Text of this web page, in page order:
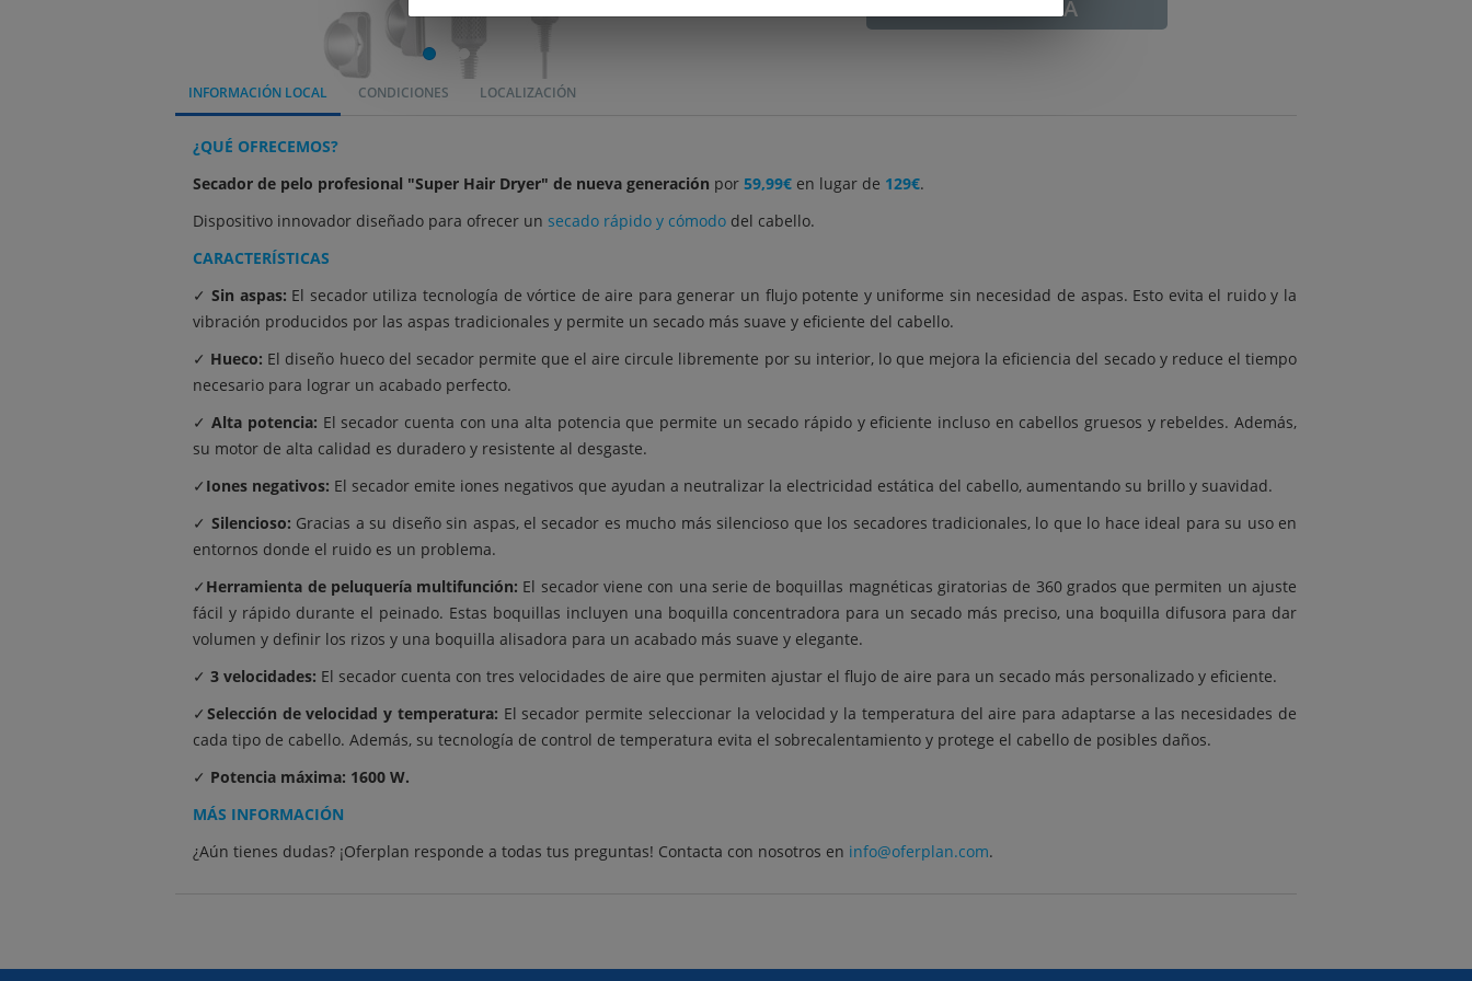
CADUCADA
INFORMACIÓN LOCAL CONDICIONES LOCALIZACIÓN
¿QUÉ OFRECEMOS?
Secador de pelo profesional "Super Hair Dryer" de nueva generación por 59,99€ en lugar de 129€.
Dispositivo innovador diseñado para ofrecer un secado rápido y cómodo del cabello.
CARACTERÍSTICAS
✓Sin aspas: El secador utiliza tecnología de vórtice de aire para generar un flujo potente y uniforme sin necesidad de aspas. Esto evita el ruido y la
vibración producidos por las aspas tradicionales y permite un secado más suave y eficiente del cabello.
✓ Hueco: El diseño hueco del secador permite que el aire circule libremente por su interior, lo que mejora la eficiencia del secado y reduce el tiempo
necesario para lograr un acabado perfecto.
✓Alta potencia: El secador cuenta con una alta potencia que permite un secado rápido y eficiente incluso en cabellos gruesos y rebeldes. Además,
su motor de alta calidad es duradero y resistente al desgaste.
✓ Iones negativos: El secador emite iones negativos que ayudan a neutralizar la electricidad estática del cabello, aumentando su brillo y suavidad.
✓ Silencioso: Gracias a su diseño sin aspas, el secador es mucho más silencioso que los secadores tradicionales, lo que lo hace ideal para su uso en
entornos donde el ruido es un problema.
✓ Herramienta de peluquería multifunción: El secador viene con una serie de boquillas magnéticas giratorias de 360 grados que permiten un ajuste
fácil y rápido durante el peinado. Estas boquillas incluyen una boquilla concentradora para un secado más preciso, una boquilla difusora para dar
volumen y definir los rizos y una boquilla alisadora para un acabado más suave y elegante.
✓ 3 velocidades: El secador cuenta con tres velocidades de aire que permiten ajustar el flujo de aire para un secado más personalizado y eficiente.
✓ Selección de velocidad y temperatura: El secador permite seleccionar la velocidad y la temperatura del aire para adaptarse a las necesidades de
cada tipo de cabello. Además, su tecnología de control de temperatura evita el sobrecalentamiento y protege el cabello de posibles daños.
✓ Potencia máxima: 1600 W.
MÁS INFORMACIÓN
¿Aún tienes dudas? ¡Oferplan responde a todas tus preguntas! Contacta con nosotros en info@oferplan.com.
CONTACTAR CONDICIONES DE USO AYUDA OFERTAS ANTERIORES MAPA WEB